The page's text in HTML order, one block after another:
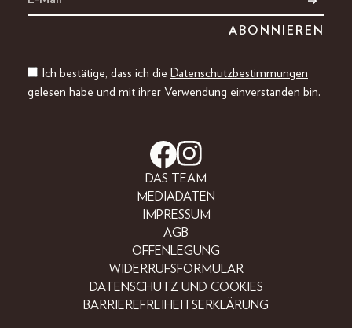
Ich bestätige, dass ich die Datenschutzbestimmungen
gelesen habe und mit ihrer Verwendung einverstanden bin.
DAS TEAM
MEDIADATEN
IMPRESSUM
AGB
OFFENLEGUNG
WIDERRUFSFORMULAR
DATENSCHUTZ UND COOKIES
BARRIEREFREIHEITSERKLÄRUNG